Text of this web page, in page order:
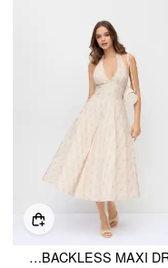
HALTER NECKLINE FLORAL LACE UP BACKLESS MAXI DRESS